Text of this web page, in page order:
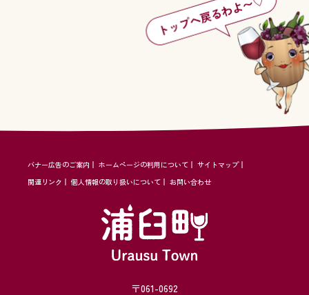
バナー広告のご案内 ホームページの利用について
サイトマップ
関連リンク
個人情報の取り扱いについて お問い合わせ
〒061-0692